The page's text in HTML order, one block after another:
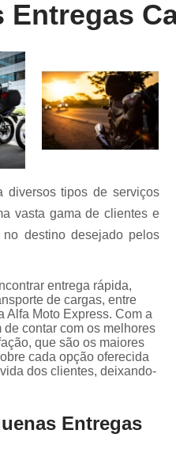
Entrega Rápida de Farmácia
Farmácia
Entrega
Motoboy
Entrega
Documentos
Entrega
Motoboy para
Motoboy para Laboratório
Motoboy para Retirada de
Serviço de Entrega de Flores
de Entrega de Presentes
Farmácia
Serviço
de Entrega para E-
Transportadora de Eletrônicos
Entregas
diversos tipos de serviços
vasta gama de clientes e
destino desejado pelos
entrega rápida,
de cargas, entre
Alfa Moto Express. Com a
contar com os melhores
que são os maiores
cada opção oferecida
dos clientes, deixando-
Entregas